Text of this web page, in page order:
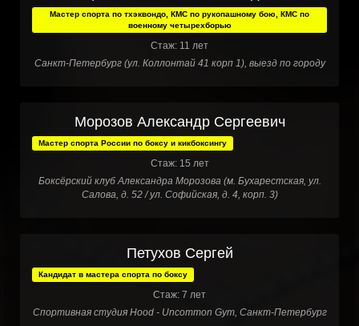
Мастер спорта по тхэквондо, КМС по рукопашному бою, КМС по
военному четырехборью
Стаж: 11 лет
Санкт-Петербург (ул. Коллонтай 41 корп 1), выезд по городу
Морозов Александр Сергеевич
Мастер спорта России по боксу и кикбоксингу
Стаж: 15 лет
Боксёрский клуб Александра Морозова (м. Бухарестская, ул.
Салова, д. 52 / ул. Софийская, д. 4, корп. 3)
Петухов Сергей
Кандидат в мастера спорта по боксу
Стаж: 7 лет
Спортивная студия Hood - Uncommon Gym, Санкт-Петербург